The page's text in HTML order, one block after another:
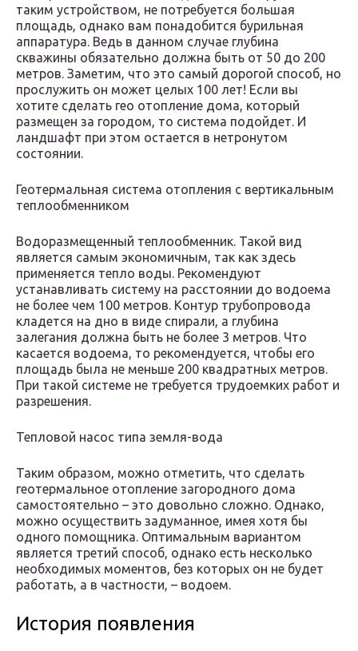
таким устройством, не потребуется большая
площадь, однако вам понадобится бурильная
аппаратура. Ведь в данном случае глубина
скважины обязательно должна быть от 50 до 200
метров. Заметим, что это самый дорогой способ, но
прослужить он может целых 100 лет! Если вы
хотите сделать гео отопление дома, который
размещен за городом, то система подойдет. И
ландшафт при этом остается в нетронутом
состоянии.
Геотермальная система отопления с вертикальным
теплообменником
Водоразмещенный теплообменник. Такой вид
является самым экономичным, так как здесь
применяется тепло воды. Рекомендуют
устанавливать систему на расстоянии до водоема
не более чем 100 метров. Контур трубопровода
кладется на дно в виде спирали, а глубина
залегания должна быть не более 3 метров. Что
касается водоема, то рекомендуется, чтобы его
площадь была не меньше 200 квадратных метров.
При такой системе не требуется трудоемких работ и
разрешения.
Тепловой насос типа земля-вода
Таким образом, можно отметить, что сделать
геотермальное отопление загородного дома
самостоятельно – это довольно сложно. Однако,
можно осуществить задуманное, имея хотя бы
одного помощника. Оптимальным вариантом
является третий способ, однако есть несколько
необходимых моментов, без которых он не будет
работать, а в частности, – водоем.
История появления